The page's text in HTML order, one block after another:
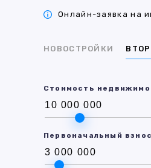
Онлайн-заявка на
НОВОСТРОЙКИ
Стоимость
Первоначальный взнос